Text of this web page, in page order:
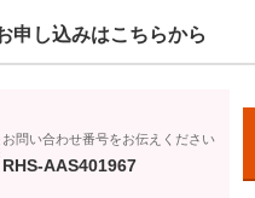
申し込みはこちらから
お問い合わせ番号をお伝えください
RHS-AAS401967